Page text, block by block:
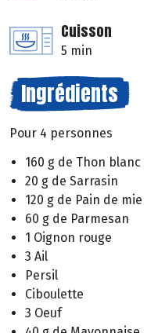
Cuisson
5 min
Ingrédients
Pour 4 personnes
160 g de Thon blanc
20 g de Sarrasin
120 g de Pain de mie
60 g de Parmesan
1 Oignon rouge
3 Ail
Persil
Ciboulette
3 Oeuf